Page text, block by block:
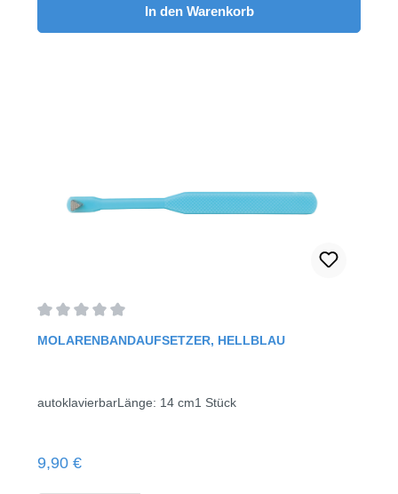
In den Warenkorb
MOLARENBANDAUFSETZER, HELLBLAU
autoklavierbarLänge: 14 cm1 Stück
Regulärer Preis:
9,90 €